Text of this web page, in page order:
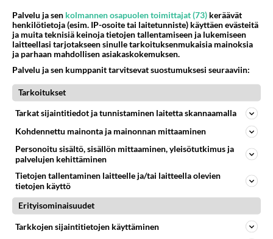
RESEPTIT
Pekonispagetti on
Palvelu ja sen kolmannen osapuolen toimittajat (73) keräävät
henkilötietoja (esim. IP-osoite tai laitetunniste) käyttäen evästeitä
ja muita teknisiä keinoja tietojen tallentamiseen ja lukemiseen
laitteellasi tarjotakseen sinulle tarkoituksenmukaisia mainoksia
ja parhaan mahdollisen asiakaskokemuksen.
Palvelu ja sen kumppanit tarvitsevat suostumuksesi seuraaviin:
Tarkoitukset
Tarkat sijaintitiedot ja tunnistaminen laitetta skannaamalla
Kohdennettu mainonta ja mainonnan mittaaminen
Personoitu sisältö, sisällön mittaaminen, yleisötutkimus ja
palvelujen kehittäminen
Tietojen tallentaminen laitteelle ja/tai laitteella olevien
tietojen käyttö
Erityisominaisuudet
Tarkkojen sijaintitietojen käyttäminen